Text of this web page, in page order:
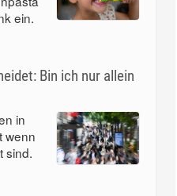
ein.
Bin ich nur allein
in
wenn
sind.